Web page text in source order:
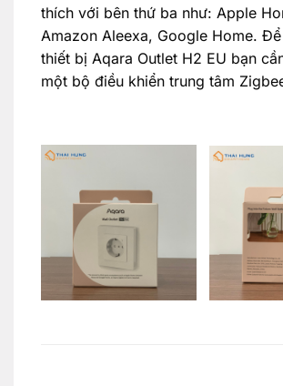
thích với bên thứ ba như: Apple
Amazon Aleexa, Google Home.
thiết bị Aqara Outlet H2 EU bạn
một bộ điều khiển trung tâm